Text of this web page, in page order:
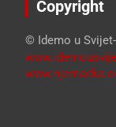
Copyright
© Idemo u